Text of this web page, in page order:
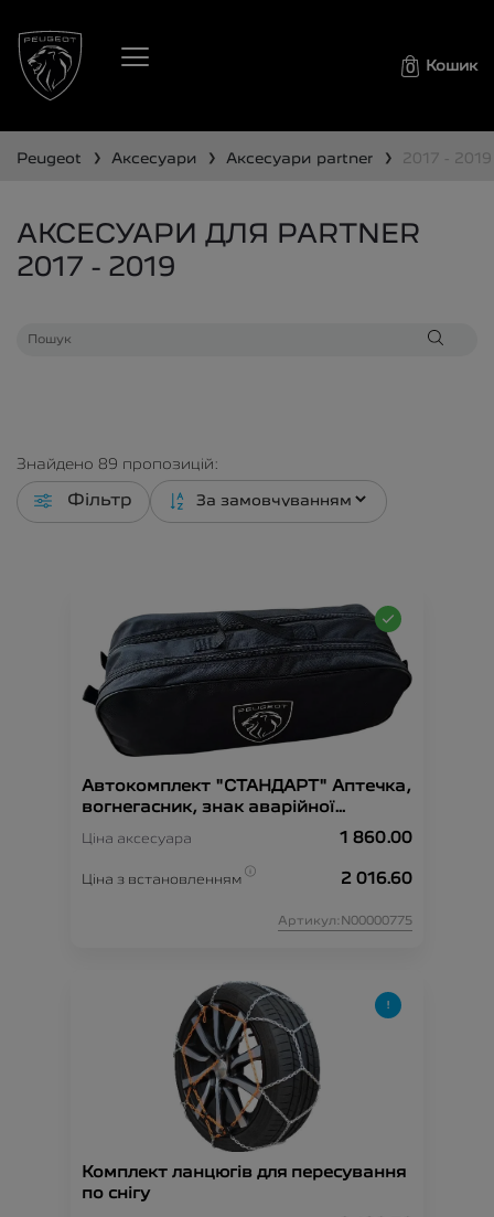
0 Кошик
peugeot ❯ аксесуари ❯ аксесуари partner ❯ 2017 - 2019
АКСЕСУАРИ ДЛЯ PARTNER
2017 - 2019
Знайдено 89 пропозицій:
Фільтр
Автокомплект "СТАНДАРТ" Аптечка,
вогнегасник, знак аварійної
органайзер, трос-буксир, жилет
безпеки.
Ціна аксесуара 1 860.00
Ціна з встановленням 2 016.60
Артикул:N00000775
Комплект ланцюгів для пересування
по снігу